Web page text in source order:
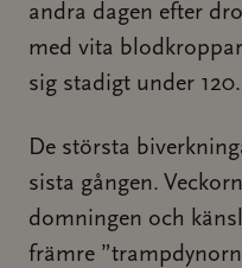
andra dagen efter
med vita
sig stadigt under 120.
De största
sista gången.
domningen och
främre